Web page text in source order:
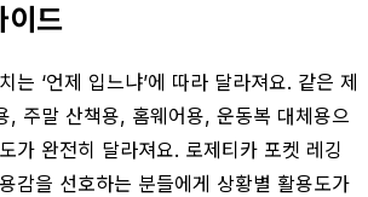
이드
는 ‘언제 입느냐’에 따라 달라져요. 같은 제
, 주말 산책용, 홈웨어용, 운동복 대체용으
가 완전히 달라져요. 로제티카 포켓 레깅
감을 선호하는 분들에게 상황별 활용도가